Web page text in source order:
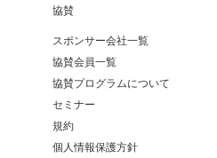
協賛
スポンサー会社一覧
協賛会員一覧
協賛プログラムについて
セミナー
規約
個人情報保護方針